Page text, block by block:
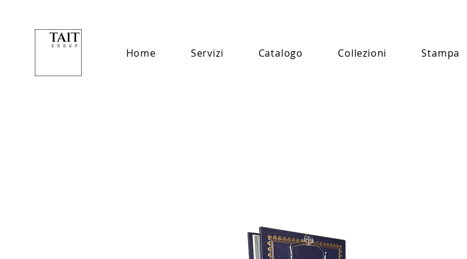
Home Servizi Catalogo Collezioni Stampa